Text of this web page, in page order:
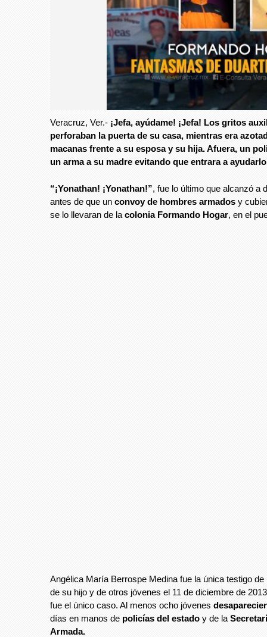
Veracruz, Ver.- ¡Jefa, ayúdame! ¡Jefa! Los gritos
perforaban la puerta de su casa, mientras era
macanas frente a su esposa y su hija. Afuera, un
un arma a su madre evitando que entrara a
“¡Yonathan! ¡Yonathan!”, fue lo último que alcanzó a
antes de que un convoy de hombres armados y
se lo llevaran de la colonia Formando Hogar, en el
Angélica María Berrospe Medina fue la única testigo de
de su hijo y de otros jóvenes el 11 de diciembre de
fue el único caso. Al menos ocho jóvenes
días en manos de policías del estado y de la
Armada.